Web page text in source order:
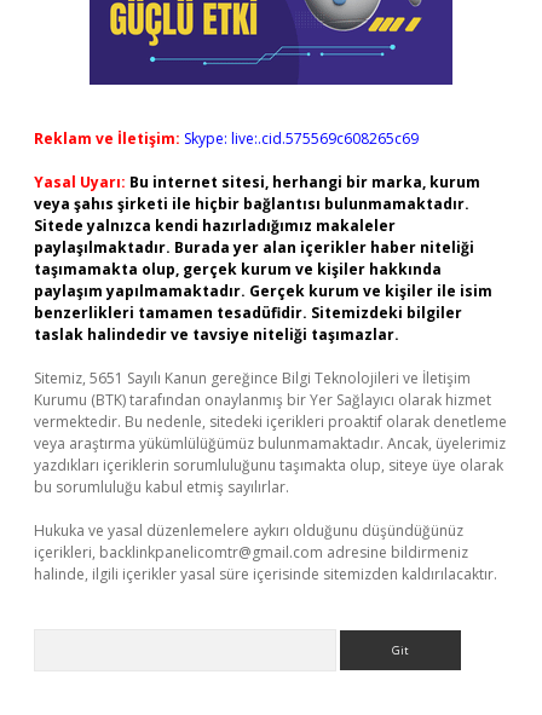
Reklam ve İletişim: Skype: live:.cid.575569c608265c69
Yasal Uyarı: Bu internet sitesi, herhangi bir marka, kurum
veya şahıs şirketi ile hiçbir bağlantısı bulunmamaktadır.
Sitede yalnızca kendi hazırladığımız makaleler
paylaşılmaktadır. Burada yer alan içerikler haber niteliği
taşımamakta olup, gerçek kurum ve kişiler hakkında
paylaşım yapılmamaktadır. Gerçek kurum ve kişiler ile isim
benzerlikleri tamamen tesadüfidir. Sitemizdeki bilgiler
taslak halindedir ve tavsiye niteliği taşımazlar.
Sitemiz, 5651 Sayılı Kanun gereğince Bilgi Teknolojileri ve İletişim
Kurumu (BTK) tarafından onaylanmış bir Yer Sağlayıcı olarak hizmet
vermektedir. Bu nedenle, sitedeki içerikleri proaktif olarak denetleme
veya araştırma yükümlülüğümüz bulunmamaktadır. Ancak, üyelerimiz
yazdıkları içeriklerin sorumluluğunu taşımakta olup, siteye üye olarak
bu sorumluluğu kabul etmiş sayılırlar.
Hukuka ve yasal düzenlemelere aykırı olduğunu düşündüğünüz
içerikleri, backlinkpanelicomtr@gmail.com adresine bildirmeniz
halinde, ilgili içerikler yasal süre içerisinde sitemizden kaldırılacaktır.